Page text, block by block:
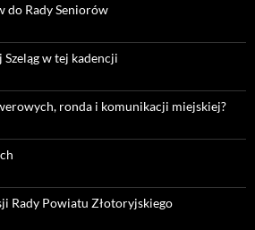
do Rady Seniorów
w tej kadencji
ronda i komunikacji miejskiej?
Rady Powiatu Złotoryjskiego